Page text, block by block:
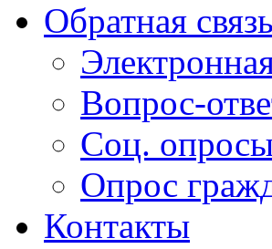
Обратная связь
Вопрос-
Соц.
Опрос
Контакты